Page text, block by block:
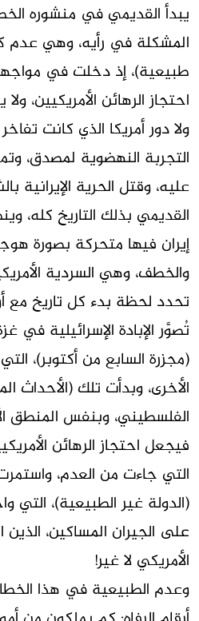
يبدأ القديمي في منشوره
المشكلة في رأيه، وهي عدم
طبيعية)، إذ دخلت في
احتجاز الرهائن الأمريكيين،
ولا دور أمريكا الذي كانت
التجربة النهضوية لمصدق،
عليه، وقتل الحرية الإيرانية
القديمي بذلك التاريخ كله،
إيران فيها متحركة بصورة
والخطف، وهي السردية
تحدد لحظة بدء كل تاريخ مع
تُصوَّر الإبادة الإسرائيلية
(مجزرة السابع من أكتوبر)،
الأخرى، وبدأت تلك (الأحداث
الفلسطيني، وبنفس المنطق
فيجعل احتجاز الرهائن
التي جاءت من العدم،
(الدولة غير الطبيعية)، التي
على الجيران المساكين،
الأمريكي لا غير!
وعدم الطبيعية في هذا